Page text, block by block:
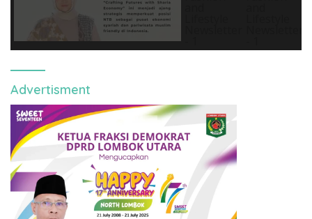
Advertisment